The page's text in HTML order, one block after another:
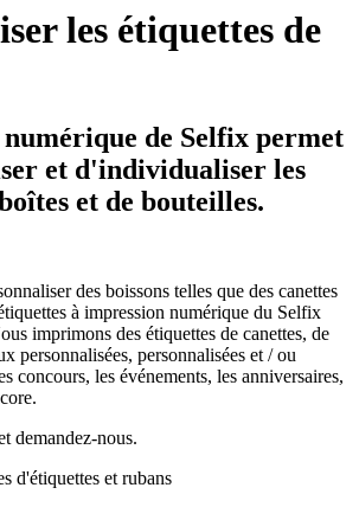
les étiquettes de
de Selfix permet
et d'individualiser les
et de bouteilles.
des boissons telles que des canettes
à impression numérique du Selfix
imprimons des étiquettes de canettes, de
personnalisées, personnalisées et / ou
concours, les événements, les anniversaires,
demandez-nous.
d'étiquettes et rubans